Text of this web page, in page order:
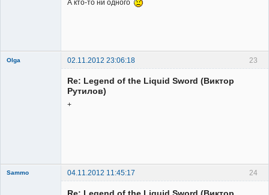
А кто-то ни одного
23
Olga 02.11.2012 23:06:18
Re: Legend of the Liquid Sword (Виктор
Рутилов)
+
24
Sammo
04.11.2012 11:45:17